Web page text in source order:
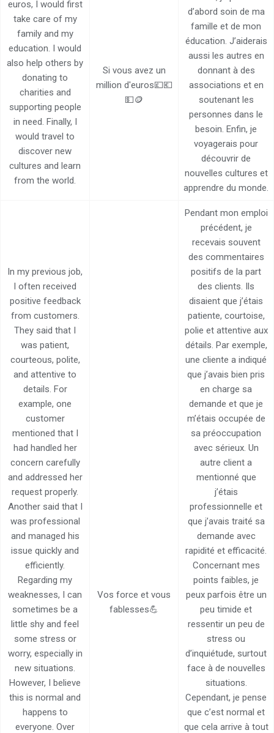
euros, I would first
take care of my
family and my
education. I would
also help others by
donating to
charities and
supporting people
in need. Finally, I
would travel to
discover new
cultures and learn
from the world.
Si vous avez un
million d'euros💷💶
💵🪙
d’abord soin de ma
famille et de mon
éducation. J’aiderais
aussi les autres en
donnant à des
associations et en
soutenant les
personnes dans le
besoin. Enfin, je
voyagerais pour
découvrir de
nouvelles cultures et
apprendre du monde.
In my previous job,
I often received
positive feedback
from customers.
They said that I
was patient,
courteous, polite,
and attentive to
details. For
example, one
customer
mentioned that I
had handled her
concern carefully
and addressed her
request properly.
Another said that I
was professional
and managed his
issue quickly and
efficiently.
Regarding my
weaknesses, I can
sometimes be a
little shy and feel
some stress or
worry, especially in
new situations.
However, I believe
this is normal and
happens to
everyone. Over
Vos force et vous
fablesses💪
Pendant mon emploi
précédent, je
recevais souvent
des commentaires
positifs de la part
des clients. Ils
disaient que j’étais
patiente, courtoise,
polie et attentive aux
détails. Par exemple,
une cliente a indiqué
que j’avais bien pris
en charge sa
demande et que je
m’étais occupée de
sa préoccupation
avec sérieux. Un
autre client a
mentionné que
j’étais
professionnelle et
que j’avais traité sa
demande avec
rapidité et efficacité.
Concernant mes
points faibles, je
peux parfois être un
peu timide et
ressentir un peu de
stress ou
d’inquiétude, surtout
face à de nouvelles
situations.
Cependant, je pense
que c’est normal et
que cela arrive à tout